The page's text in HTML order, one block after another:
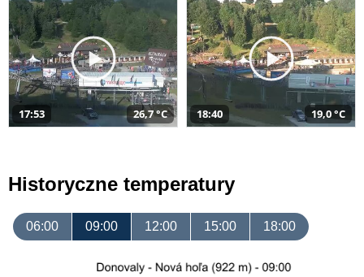
17:53 26,7 °C 18:40 19,0 °C
Historyczne temperatury
06:00 09:00 12:00 15:00 18:00